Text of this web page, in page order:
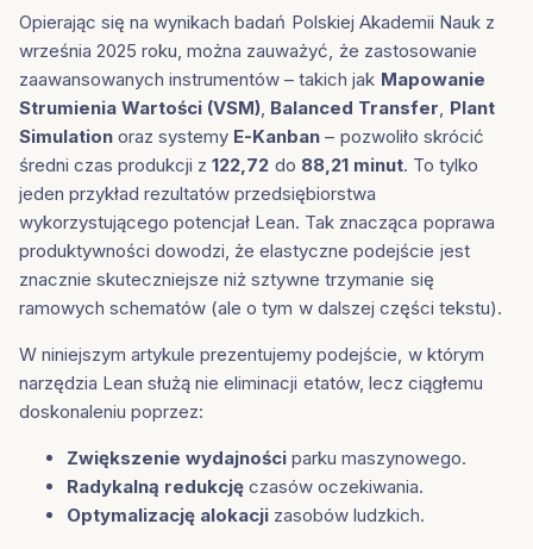
Opierając się na wynikach badań Polskiej Akademii Nauk z
września 2025 roku, można zauważyć, że zastosowanie
zaawansowanych instrumentów – takich jak Mapowanie
Strumienia Wartości (VSM), Balanced Transfer, Plant
Simulation oraz systemy E-Kanban – pozwoliło skrócić
średni czas produkcji z122,72 do 88,21 minut. To tylko
jeden przykład rezultatów przedsiębiorstwa
wykorzystującego potencjał Lean. Tak znacząca poprawa
produktywności dowodzi, że elastyczne podejście jest
znacznie skuteczniejsze niż sztywne trzymanie się
ramowych schematów (ale o tym w dalszej części tekstu).
W niniejszym artykule prezentujemy podejście, w którym
narzędzia Lean służą nie eliminacji etatów, lecz ciągłemu
doskonaleniu poprzez:
Zwiększenie wydajności parku maszynowego.
Radykalną redukcję czasów oczekiwania.
Optymalizację alokacji zasobów ludzkich.